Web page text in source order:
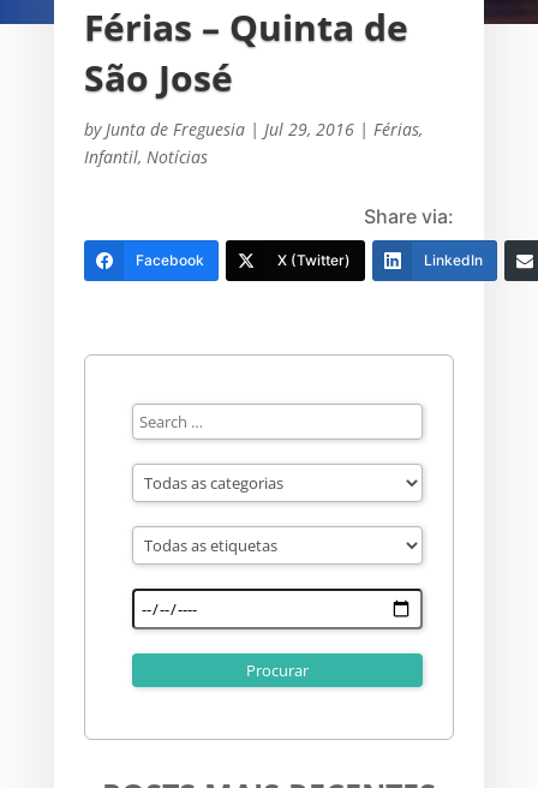
Férias – Quinta de
São José
by Junta de Freguesia| Jul 29, 2016| Férias,
Infantil, Notícias
Share via:
Facebook X (Twitter) LinkedIn